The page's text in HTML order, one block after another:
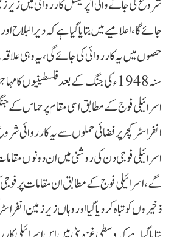
شروع کی جانے والی آپریشنل کارروائی میں زیر
جائے گا، اعلامیے میں بتایا گیا ہے کہ دیر البلاح
حصوں میں یہ کارروائی کی جائے گی، یہ وہی
سنہ 1948ء کی جنگ کے بعد فلسطینیوں
اسرائیلی فوج کے مطابق اسی مقام پر حماس کے
انفراسٹرکچر پر فضائی حملوں سے یہ کارروائی
اسرائیلی فوجی دن کی روشنی میں ان دونوں
گے، اسرائیلی فوج کے مطابق ان مقامات پر فوجی
ذخیروں کو تباہ کر دیا گیا اور وہاں زیر زمین